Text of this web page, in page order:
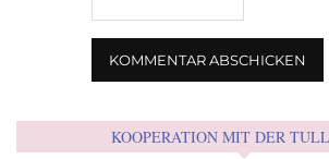
KOOPERATION MIT DER